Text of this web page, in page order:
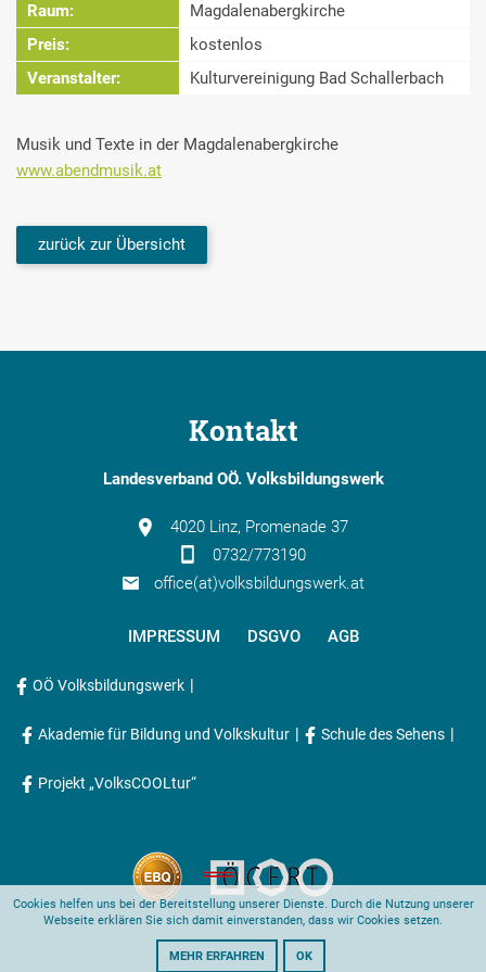
Raum:
Magdalenabergkirche
Preis:
kostenlos
Veranstalter:
Kulturvereinigung Bad Schallerbach
Musik und Texte in der Magdalenabergkirche
www.abendmusik.at
zurück zur Übersicht
Kontakt
Landesverband OÖ. Volksbildungswerk
4020 Linz, Promenade 37
0732/773190
office(at)volksbildungswerk.at
IMPRESSUM DSGVO AGB
OÖ Volksbildungswerk |
Akademie für Bildung und Volkskultur | Schule des Sehens |
Projekt „VolksCOOLtur“
Cookies helfen uns bei der Bereitstellung unserer Dienste. Durch die Nutzung unserer
Webseite erklären Sie sich damit einverstanden, dass wir Cookies setzen.
MEHR ERFAHREN OK